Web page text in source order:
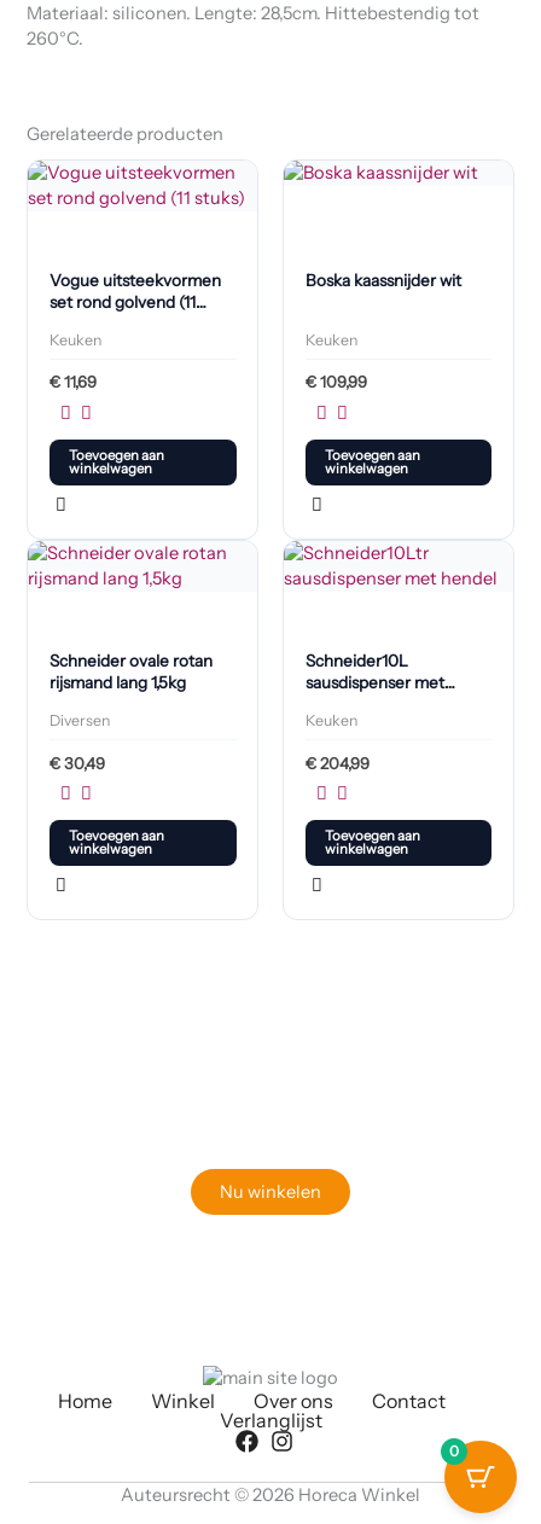
Materiaal: siliconen. Lengte: 28,5cm. Hittebestendig tot
260°C.
Gerelateerde producten
Vogue uitsteekvormen
set rond golvend (11
Keuken
€11,69
Toevoegen aan
winkelwagen
Boska kaassnijder wit
Keuken
€109,99
Toevoegen aan
winkelwagen
Schneider ovale rotan
rijsmand lang 1,5kg
Diversen
€30,49
Toevoegen aan
winkelwagen
Schneider10L
sausdispenser met
Keuken
€204,99
Toevoegen aan
winkelwagen
Nu winkelen
Home Winkel Over ons
Contact
Verlanglijst
Auteursrecht © 2026 Horeca Winkel
0